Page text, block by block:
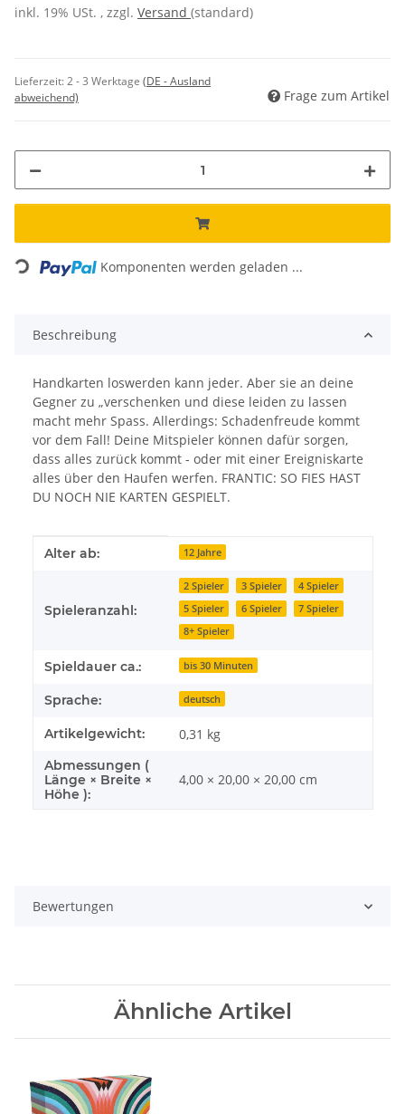
inkl. 19% USt. , zzgl. Versand (standard)
Lieferzeit:2 - 3 Werktage (DE - Ausland
abweichend)
Frage zum Artikel
Loading... Komponenten werden geladen ...
Beschreibung
Handkarten loswerden kann jeder. Aber sie an deine
Gegner zu „verschenken und diese leiden zu lassen
macht mehr Spass. Allerdings: Schadenfreude kommt
vor dem Fall! Deine Mitspieler können dafür sorgen,
dass alles zurück kommt - oder mit einer Ereigniskarte
alles über den Haufen werfen. FRANTIC: SO FIES HAST
DU NOCH NIE KARTEN GESPIELT.
Produkteigenschaft
Wert
Alter ab: 12 Jahre
Spieleranzahl:
2 Spieler 3 Spieler
4 Spieler
5 Spieler
6 Spieler
7 Spieler
8+ Spieler
Spieldauer ca.: bis 30 Minuten
Sprache: deutsch
Artikelgewicht: 0,31 kg
Abmessungen (
Länge × Breite ×
Höhe ):
4,00 × 20,00 × 20,00 cm
Bewertungen
Ähnliche Artikel